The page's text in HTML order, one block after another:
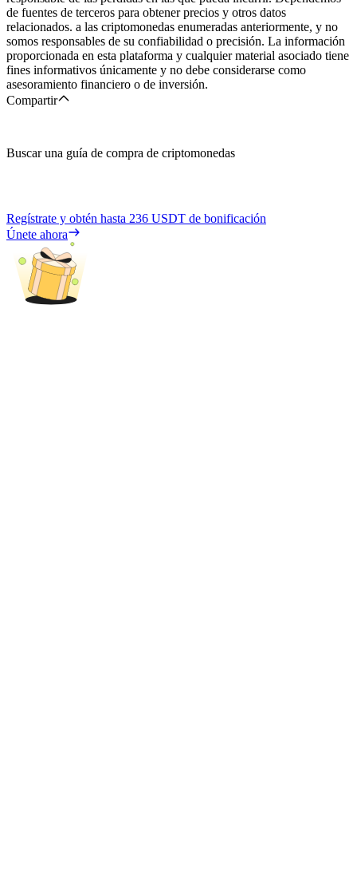
de fuentes de terceros para obtener precios y otros datos
relacionados. a las criptomonedas enumeradas anteriormente, y no
somos responsables de su confiabilidad o precisión. La información
proporcionada en esta plataforma y cualquier material asociado tiene
fines informativos únicamente y no debe considerarse como
asesoramiento financiero o de inversión.
Compartir
Buscar una guía de compra de criptomonedas
Regístrate y obtén hasta 236 USDT de bonificación
Únete ahora